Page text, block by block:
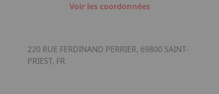
Voir les coordonnées
220 RUE FERDINAND PERRIER, 69800 SAINT-
PRIEST, FR